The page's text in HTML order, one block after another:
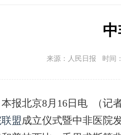
来源：人民日报 时间
北京8月16日电 （记者
盟成立仪式暨中非医院